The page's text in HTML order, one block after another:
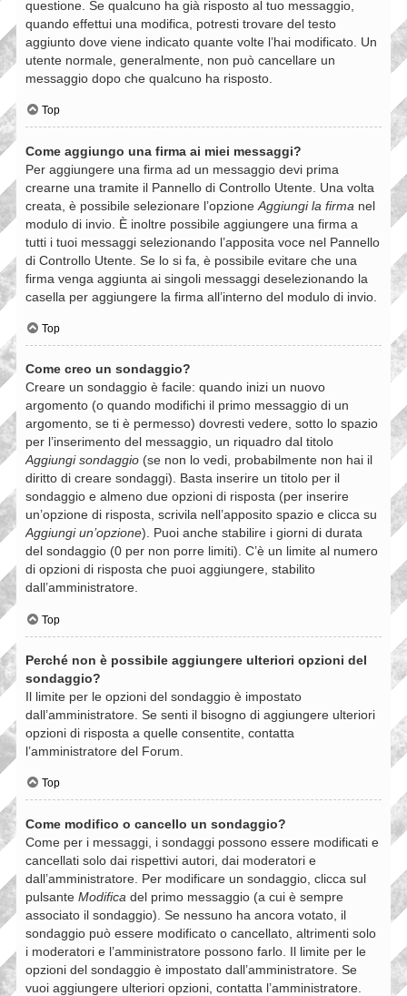
questione. Se qualcuno ha già risposto al tuo messaggio,
quando effettui una modifica, potresti trovare del testo
aggiunto dove viene indicato quante volte l’hai modificato. Un
utente normale, generalmente, non può cancellare un
messaggio dopo che qualcuno ha risposto.
Top
Come aggiungo una firma ai miei messaggi?
Per aggiungere una firma ad un messaggio devi prima
crearne una tramite il Pannello di Controllo Utente. Una volta
creata, è possibile selezionare l’opzione Aggiungi la firma nel
modulo di invio. È inoltre possibile aggiungere una firma a
tutti i tuoi messaggi selezionando l’apposita voce nel Pannello
di Controllo Utente. Se lo si fa, è possibile evitare che una
firma venga aggiunta ai singoli messaggi deselezionando la
casella per aggiungere la firma all’interno del modulo di invio.
Top
Come creo un sondaggio?
Creare un sondaggio è facile: quando inizi un nuovo
argomento (o quando modifichi il primo messaggio di un
argomento, se ti è permesso) dovresti vedere, sotto lo spazio
per l’inserimento del messaggio, un riquadro dal titolo
Aggiungi sondaggio (se non lo vedi, probabilmente non hai il
diritto di creare sondaggi). Basta inserire un titolo per il
sondaggio e almeno due opzioni di risposta (per inserire
un’opzione di risposta, scrivila nell’apposito spazio e clicca su
Aggiungi un’opzione). Puoi anche stabilire i giorni di durata
del sondaggio (0 per non porre limiti). C’è un limite al numero
di opzioni di risposta che puoi aggiungere, stabilito
dall’amministratore.
Top
Perché non è possibile aggiungere ulteriori opzioni del
sondaggio?
Il limite per le opzioni del sondaggio è impostato
dall’amministratore. Se senti il bisogno di aggiungere ulteriori
opzioni di risposta a quelle consentite, contatta
l’amministratore del Forum.
Top
Come modifico o cancello un sondaggio?
Come per i messaggi, i sondaggi possono essere modificati e
cancellati solo dai rispettivi autori, dai moderatori e
dall’amministratore. Per modificare un sondaggio, clicca sul
pulsante Modifica del primo messaggio (a cui è sempre
associato il sondaggio). Se nessuno ha ancora votato, il
sondaggio può essere modificato o cancellato, altrimenti solo
i moderatori e l’amministratore possono farlo. Il limite per le
opzioni del sondaggio è impostato dall’amministratore. Se
vuoi aggiungere ulteriori opzioni, contatta l’amministratore.